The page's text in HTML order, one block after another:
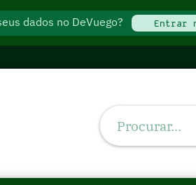
dados no DeVuego? Entrar